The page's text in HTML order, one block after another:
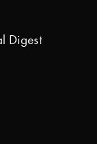
Digest